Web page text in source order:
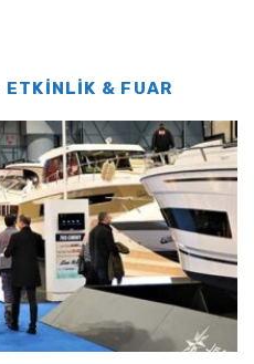
ETKINLIK & FUAR